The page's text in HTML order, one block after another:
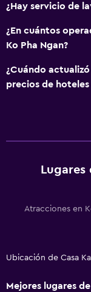
¿Hay servicio de
¿En cuántos
Ko Pha Ngan?
¿Cuándo
precios de hoteles
Lugares
Atracciones en
Ubicación de Casa
Mejores lugares